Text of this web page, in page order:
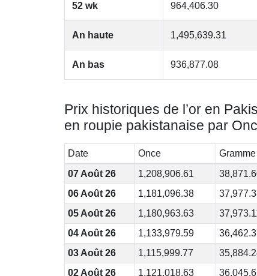
52 wk 964,406.30
An haute 1,495,639.31
An bas 936,877.08
Prix historiques de l’or en
en roupie pakistanaise par
Date Once
Gramme
07 Août 26
1,208,906.61
06 Août 26
1,181,096.38
05 Août 26
1,180,963.63
04 Août 26
1,133,979.59
03 Août 26
1,115,999.77
02 Août 26
1,121,018.63